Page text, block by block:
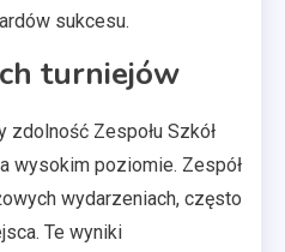
sukcesu.
turniejów
zdolność Zespołu Szkół
wysokim poziomie. Zespół
wydarzeniach, często
Te wyniki